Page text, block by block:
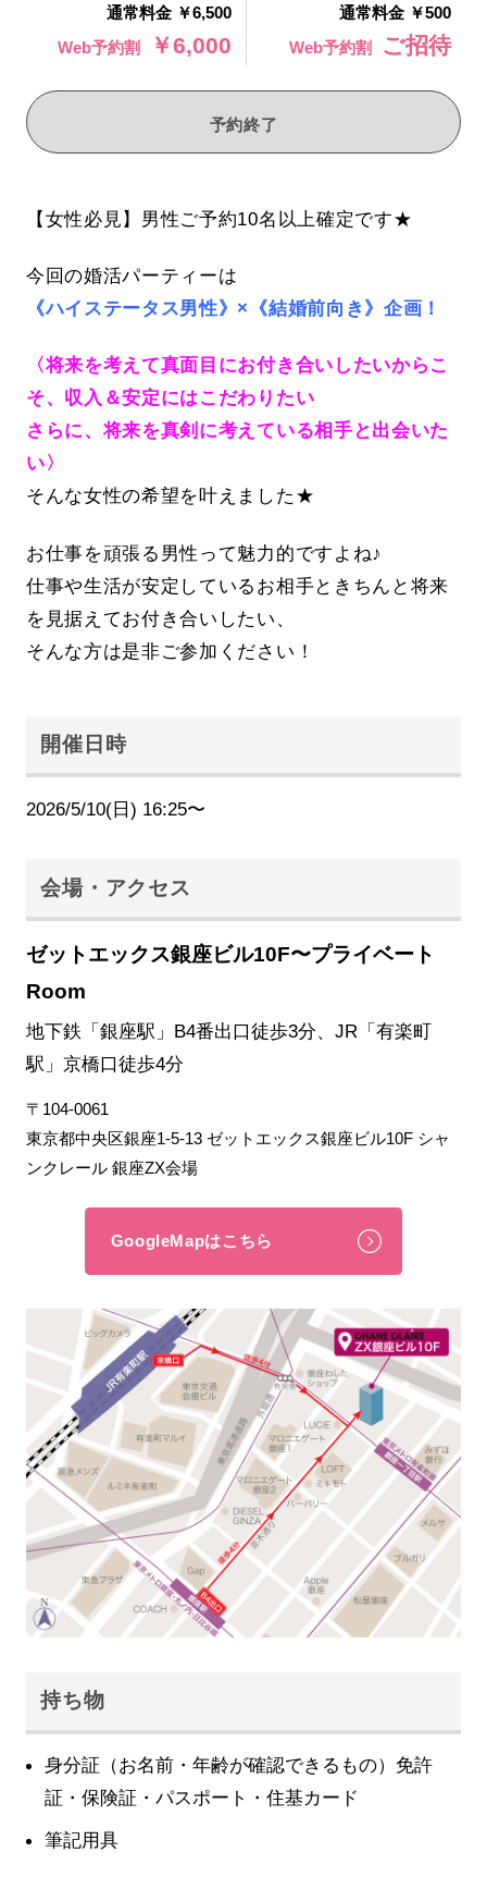
通常料金 ￥6,500
Web予約割
￥6,000
通常料金 ￥500
Web予約割
ご招待
予約終了
【女性必見】男性ご予約10名以上確定です★
今回の婚活パーティーは
《ハイステータス男性》×《結婚前向き》企画！
〈将来を考えて真面目にお付き合いしたいからこ
そ、収入＆安定にはこだわりたい
さらに、将来を真剣に考えている相手と出会いた
い〉
そんな女性の希望を叶えました★
お仕事を頑張る男性って魅力的ですよね♪
仕事や生活が安定しているお相手ときちんと将来
を見据えてお付き合いしたい、
そんな方は是非ご参加ください！
開催日時
2026/5/10(日) 16:25〜
会場・アクセス
ゼットエックス銀座ビル10F〜プライベート
Room
地下鉄「銀座駅」B4番出口徒歩3分、JR「有楽町
駅」京橋口徒歩4分
〒104-0061
東京都中央区銀座1-5-13 ゼットエックス銀座ビル10F シャ
ンクレール 銀座ZX会場
GoogleMapはこちら
持ち物
身分証（お名前・年齢が確認できるもの）免許
証・保険証・パスポート・住基カード
筆記用具